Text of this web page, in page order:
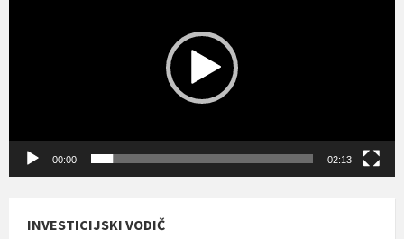
00:00 02:13
INVESTICIJSKI VODIČ